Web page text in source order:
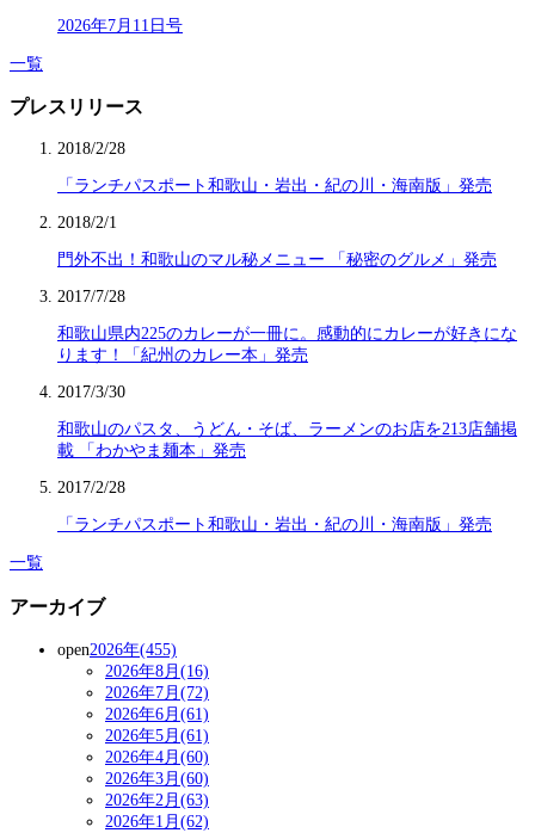
2026年7月11日号
一覧
プレスリリース
2018/2/28
「ランチパスポート和歌山・岩出・紀の川・海南版」発売
2018/2/1
門外不出！和歌山のマル秘メニュー 「秘密のグルメ」発売
2017/7/28
和歌山県内225のカレーが一冊に。感動的にカレーが好きにな
ります！「紀州のカレー本」発売
2017/3/30
和歌山のパスタ、うどん・そば、ラーメンのお店を213店舗掲
載 「わかやま麺本」発売
2017/2/28
「ランチパスポート和歌山・岩出・紀の川・海南版」発売
一覧
アーカイブ
open2026年(455)
2026年8月(16)
2026年7月(72)
2026年6月(61)
2026年5月(61)
2026年4月(60)
2026年3月(60)
2026年2月(63)
2026年1月(62)